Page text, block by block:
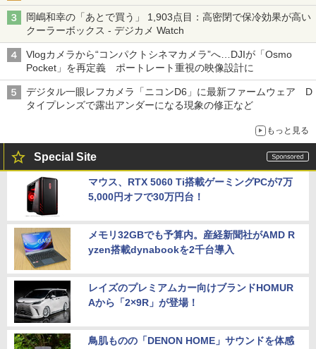
岡嶋和幸の「あとで買う」 1,903点目：高密閉で保冷効果が高い
クーラーボックス - デジカメ Watch
Vlogカメラから“コンパクトシネマカメラ”へ…DJIが「Osmo
Pocket」を再定義 ポートレート重視の映像設計に
デジタル一眼レフカメラ「ニコンD6」に最新ファームウェア D
タイプレンズで露出アンダーになる現象の修正など
もっと見る
Special Site
マウス、RTX 5060 Ti搭載ゲーミングPCが7万
5,000円オフで30万円台！
メモリ32GBでも予算内。産経新聞社がAMD R
yzen搭載dynabookを2千台導入
レイズのプレミアムカー向けブランドHOMUR
Aから「2×9R」が登場！
鳥肌ものの「DENON HOME」サウンドを体感